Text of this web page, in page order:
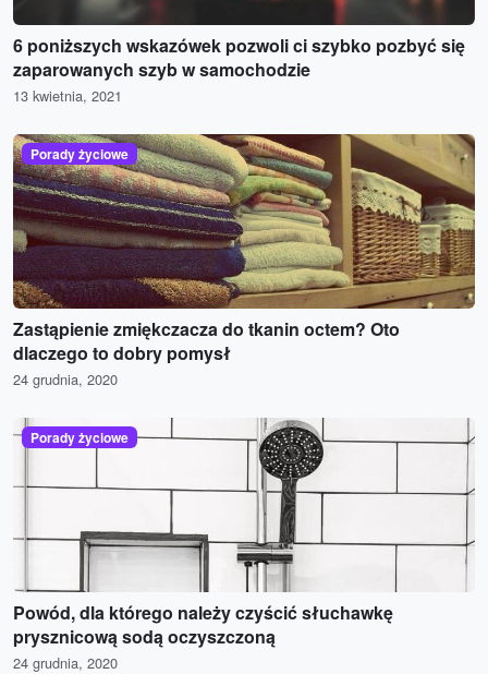
6 poniższych wskazówek pozwoli ci szybko pozbyć się
zaparowanych szyb w samochodzie
13 kwietnia, 2021
Porady życiowe
Zastąpienie zmiękczacza do tkanin octem? Oto
dlaczego to dobry pomysł
24 grudnia, 2020
Porady życiowe
Powód, dla którego należy czyścić słuchawkę
prysznicową sodą oczyszczoną
24 grudnia, 2020